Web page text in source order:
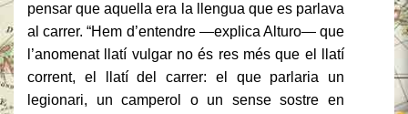
pensar que aquella era la llengua que es parlava
al carrer. “Hem d’entendre —explica Alturo— que
l’anomenat llatí vulgar no és res més que el llatí
corrent, el llatí del carrer: el que parlaria un
legionari, un camperol o un sense sostre en